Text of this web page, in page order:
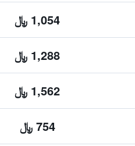
1,054 ﷼
1,288 ﷼
1,562 ﷼
754 ﷼